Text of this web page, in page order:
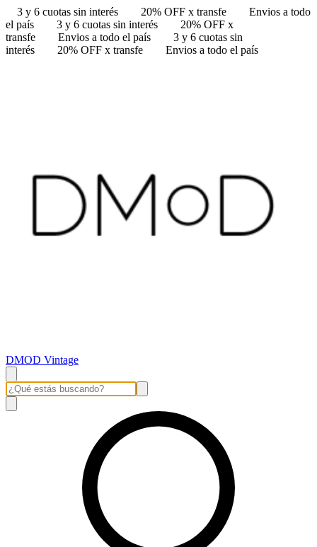
3 y 6 cuotas sin interés 20% OFF x transfe
Envios a todo
el país
3 y 6 cuotas sin interés
20% OFF x
transfe
Envios a todo el país
3 y 6 cuotas sin
interés
20% OFF x transfe Envios a todo el país
DMOD Vintage